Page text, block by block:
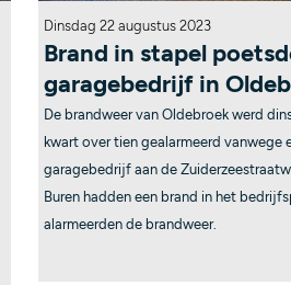
Dinsdag 22 augustus 2023
Brand in stapel
garagebedrijf in
De brandweer van Oldebroek werd
kwart over tien gealarmeerd vanwege
garagebedrijf aan de
Buren hadden een brand in het
alarmeerden de brandweer.